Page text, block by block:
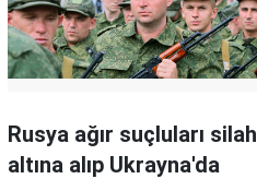
Rusya ağır suçluları silah
altına alıp Ukrayna'da